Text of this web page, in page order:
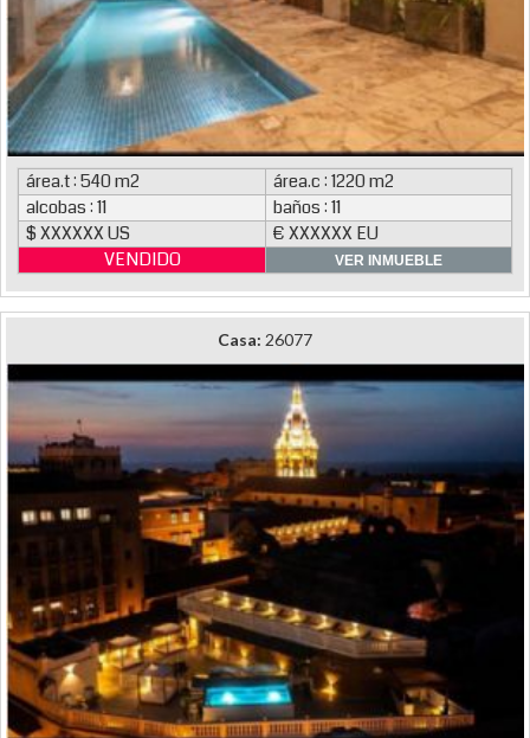
área.t : 540 m2
área.c : 1220 m2
alcobas : 11
baños : 11
$ XXXXXX US
€ XXXXXX EU
VENDIDO
VER INMUEBLE
Casa: 26077